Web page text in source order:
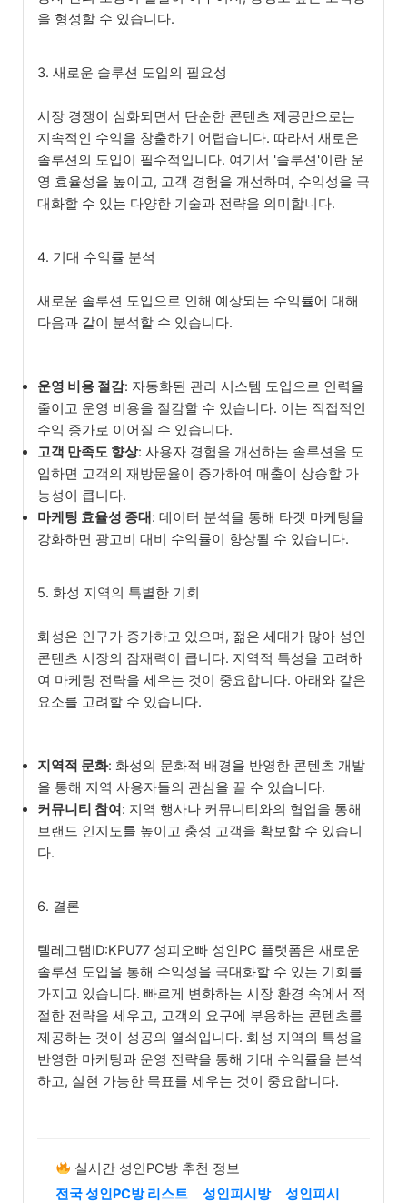
을 형성할 수 있습니다.
3. 새로운 솔루션 도입의 필요성
시장 경쟁이 심화되면서 단순한 콘텐츠 제공만으로는
지속적인 수익을 창출하기 어렵습니다. 따라서 새로운
솔루션의 도입이 필수적입니다. 여기서 '솔루션'이란 운
영 효율성을 높이고, 고객 경험을 개선하며, 수익성을 극
대화할 수 있는 다양한 기술과 전략을 의미합니다.
4. 기대 수익률 분석
새로운 솔루션 도입으로 인해 예상되는 수익률에 대해
다음과 같이 분석할 수 있습니다.
운영 비용 절감: 자동화된 관리 시스템 도입으로 인력을
줄이고 운영 비용을 절감할 수 있습니다. 이는 직접적인
수익 증가로 이어질 수 있습니다.
고객 만족도 향상: 사용자 경험을 개선하는 솔루션을 도
입하면 고객의 재방문율이 증가하여 매출이 상승할 가
능성이 큽니다.
마케팅 효율성 증대: 데이터 분석을 통해 타겟 마케팅을
강화하면 광고비 대비 수익률이 향상될 수 있습니다.
5. 화성 지역의 특별한 기회
화성은 인구가 증가하고 있으며, 젊은 세대가 많아 성인
콘텐츠 시장의 잠재력이 큽니다. 지역적 특성을 고려하
여 마케팅 전략을 세우는 것이 중요합니다. 아래와 같은
요소를 고려할 수 있습니다.
지역적 문화: 화성의 문화적 배경을 반영한 콘텐츠 개발
을 통해 지역 사용자들의 관심을 끌 수 있습니다.
커뮤니티 참여: 지역 행사나 커뮤니티와의 협업을 통해
브랜드 인지도를 높이고 충성 고객을 확보할 수 있습니
다.
6. 결론
텔레그램ID:KPU77 성피오빠 성인PC 플랫폼은 새로운
솔루션 도입을 통해 수익성을 극대화할 수 있는 기회를
가지고 있습니다. 빠르게 변화하는 시장 환경 속에서 적
절한 전략을 세우고, 고객의 요구에 부응하는 콘텐츠를
제공하는 것이 성공의 열쇠입니다. 화성 지역의 특성을
반영한 마케팅과 운영 전략을 통해 기대 수익률을 분석
하고, 실현 가능한 목표를 세우는 것이 중요합니다.
실시간 성인PC방 추천 정보
전국 성인PC방 리스트
성인피시방
성인피시